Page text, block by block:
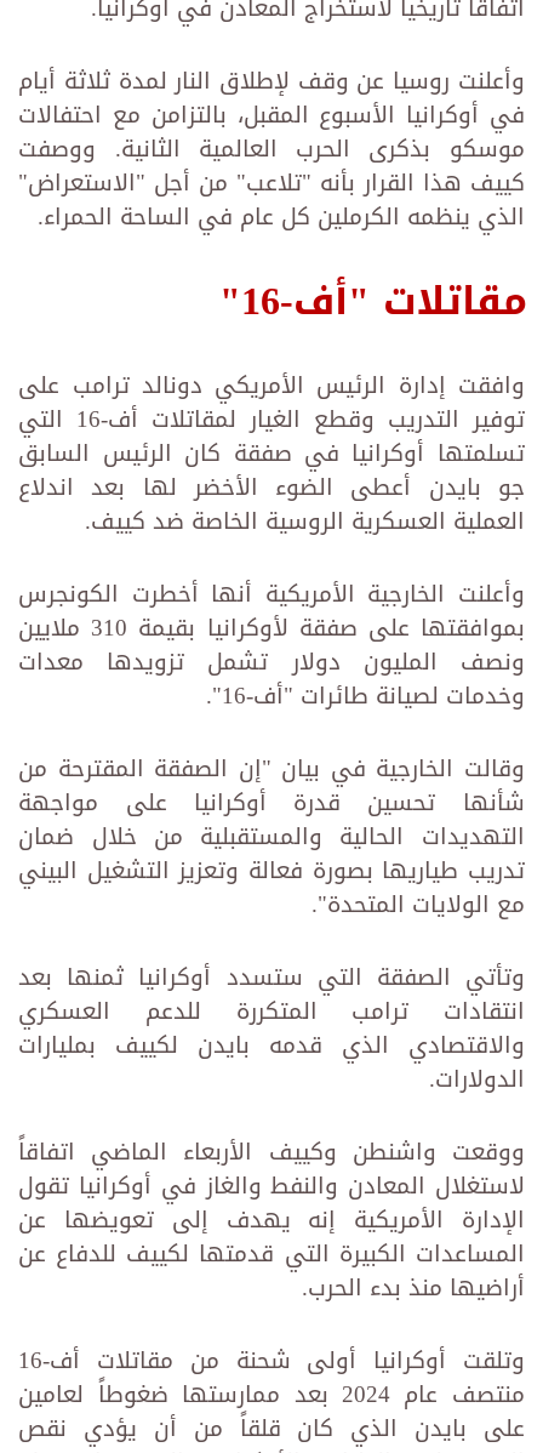
اتفاقاً تاريخياً لاستخراج المعادن في أوكرانيا.
وأعلنت روسيا عن وقف لإطلاق النار لمدة ثلاثة أيام
في أوكرانيا الأسبوع المقبل، بالتزامن مع احتفالات
موسكو بذكرى الحرب العالمية الثانية. ووصفت
كييف هذا القرار بأنه "تلاعب" من أجل "الاستعراض"
الذي ينظمه الكرملين كل عام في الساحة الحمراء.
مقاتلات "أف-16"
وافقت إدارة الرئيس الأمريكي دونالد ترامب على
توفير التدريب وقطع الغيار لمقاتلات أف-16 التي
تسلمتها أوكرانيا في صفقة كان الرئيس السابق
جو بايدن أعطى الضوء الأخضر لها بعد اندلاع
العملية العسكرية الروسية الخاصة ضد كييف.
وأعلنت الخارجية الأمريكية أنها أخطرت الكونجرس
بموافقتها على صفقة لأوكرانيا بقيمة 310 ملايين
ونصف المليون دولار تشمل تزويدها معدات
وخدمات لصيانة طائرات "أف-16".
وقالت الخارجية في بيان "إن الصفقة المقترحة من
شأنها تحسين قدرة أوكرانيا على مواجهة
التهديدات الحالية والمستقبلية من خلال ضمان
تدريب طياريها بصورة فعالة وتعزيز التشغيل البيني
مع الولايات المتحدة".
وتأتي الصفقة التي ستسدد أوكرانيا ثمنها بعد
انتقادات ترامب المتكررة للدعم العسكري
والاقتصادي الذي قدمه بايدن لكييف بمليارات
الدولارات.
ووقعت واشنطن وكييف الأربعاء الماضي اتفاقاً
لاستغلال المعادن والنفط والغاز في أوكرانيا تقول
الإدارة الأمريكية إنه يهدف إلى تعويضها عن
المساعدات الكبيرة التي قدمتها لكييف للدفاع عن
أراضيها منذ بدء الحرب.
وتلقت أوكرانيا أولى شحنة من مقاتلات أف-16
منتصف عام 2024 بعد ممارستها ضغوطاً لعامين
على بايدن الذي كان قلقاً من أن يؤدي نقص